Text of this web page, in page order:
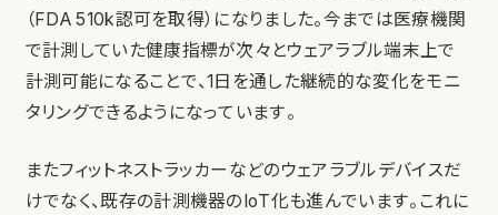
（FDA 510k認可を取得）になりました。今までは医療機関
で計測していた健康指標が次々とウェアラブル端末上で
計測可能になることで、1日を通した継続的な変化をモニ
タリングできるようになっています。
またフィットネストラッカーなどのウェアラブルデバイスだ
けでなく、既存の計測機器のIoT化も進んでいます。これに